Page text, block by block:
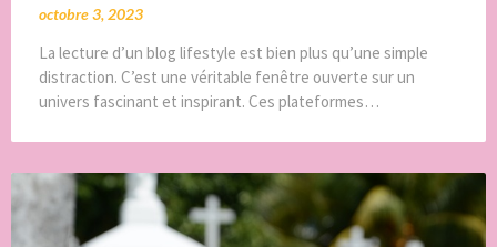
octobre 3, 2023
La lecture d’un blog lifestyle est bien plus qu’une simple
distraction. C’est une véritable fenêtre ouverte sur un
univers fascinant et inspirant. Ces plateformes…